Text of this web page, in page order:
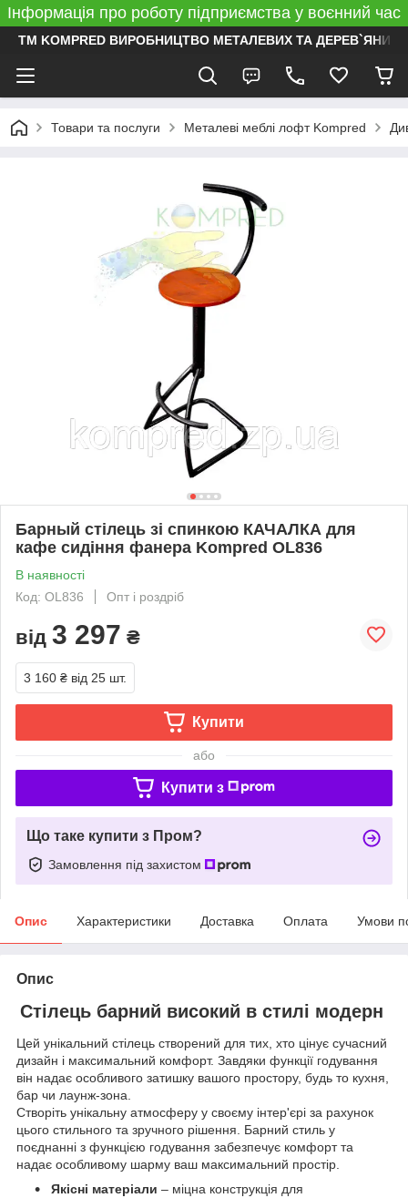
Інформація про роботу підприємства у воєнний час
ТМ KOMPRED ВИРОБНИЦТВО МЕТАЛЕВИХ ТА ДЕРЕВ`ЯНИХ
Товари та послуги Металеві меблі лофт Kompred
Барный стілець зі спинкою КАЧАЛКА для
кафе сидіння фанера Kompred OL836
В наявності
Код: OL836
Опт і роздріб
від 3 297 ₴
3 160 ₴ від 25 шт.
Купити
або
Купити з
Що таке купити з Пром?
Замовлення під захистом
Опис Характеристики Доставка Оплата Умови
Опис
Стілець барний високий в стилі модерн
Цей унікальний стілець створений для тих, хто цінує сучасний
дизайн і максимальний комфорт. Завдяки функції годування
він надає особливого затишку вашого простору, будь то кухня,
бар чи лаунж-зона.
Створіть унікальну атмосферу у своєму інтер'єрі за рахунок
цього стильного та зручного рішення. Барний стиль у
поєднанні з функцією годування забезпечує комфорт та
надає особливому шарму ваш максимальний простір.
Якісні матеріали – міцна конструкція для